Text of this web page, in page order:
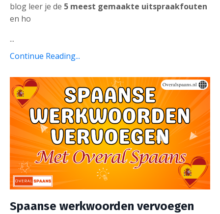
blog leer je de 5 meest gemaakte uitspraakfouten
en ho
...
Continue Reading...
Spaanse werkwoorden vervoegen